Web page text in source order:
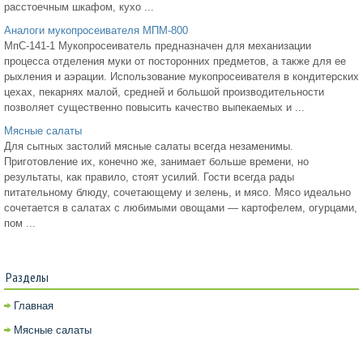
расстоечным шкафом, кухо ...
Аналоги мукопросеивателя МПМ-800
МпС-141-1 Мукопросеиватель предназначен для механизации
процесса отделения муки от посторонних предметов, а также для ее
рыхления и аэрации. Использование мукопросеивателя в кондитерских
цехах, пекарнях малой, средней и большой производительности
позволяет существенно повысить качество выпекаемых и ...
Мясные салаты
Для сытных застолий мясные салаты всегда незаменимы.
Приготовление их, конечно же, занимает больше времени, но
результаты, как правило, стоят усилий. Гости всегда рады
питательному блюду, сочетающему и зелень, и мясо. Мясо идеально
сочетается в салатах с любимыми овощами — картофелем, огурцами,
пом ...
Разделы
Главная
Мясные салаты